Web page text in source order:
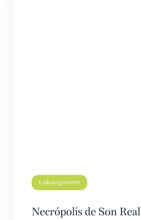
Unkategorisiert
Necrópolis de Son Real